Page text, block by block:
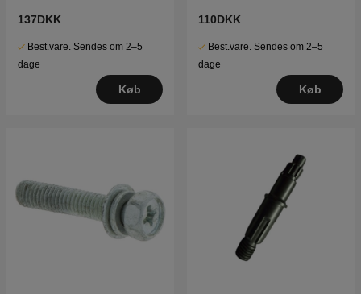
137DKK
Best.vare. Sendes om 2–5
dage
Køb
110DKK
Best.vare. Sendes om 2–5
dage
Køb